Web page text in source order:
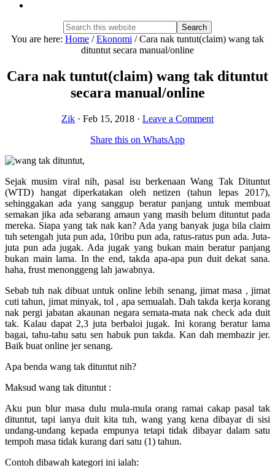
Search
this
website
Hide
Search
You are here: Home / Ekonomi /Cara nak tuntut(claim) wang tak
dituntut secara manual/online
Cara nak tuntut(claim) wang tak dituntut
secara manual/online
Zik · Feb 15, 2018 · Leave a Comment
Share this on WhatsApp
Sejak musim viral nih, pasal isu berkenaan Wang Tak Dituntut
(WTD) hangat diperkatakan oleh netizen (tahun lepas 2017),
sehinggakan ada yang sanggup beratur panjang untuk membuat
semakan jika ada sebarang amaun yang masih belum dituntut pada
mereka. Siapa yang tak nak kan? Ada yang banyak juga bila claim
tuh setengah juta pun ada, 10ribu pun ada, ratus-ratus pun ada. Juta-
juta pun ada jugak. Ada jugak yang bukan main beratur panjang
bukan main lama. In the end, takda apa-apa pun duit dekat sana.
haha, frust menonggeng lah jawabnya.
Sebab tuh nak dibuat untuk online lebih senang, jimat masa , jimat
cuti tahun, jimat minyak, tol , apa semualah. Dah takda kerja korang
nak pergi jabatan akaunan negara semata-mata nak check ada duit
tak. Kalau dapat 2,3 juta berbaloi jugak. Ini korang beratur lama
bagai, tahu-tahu satu sen habuk pun takda. Kan dah membazir jer.
Baik buat online jer senang.
Apa benda wang tak dituntut nih?
Maksud wang tak dituntut :
Aku pun blur masa dulu mula-mula orang ramai cakap pasal tak
dituntut, tapi ianya duit kita tuh, wang yang kena dibayar di sisi
undang-undang kepada empunya tetapi tidak dibayar dalam satu
tempoh masa tidak kurang dari satu (1) tahun.
Contoh dibawah kategori ini ialah: